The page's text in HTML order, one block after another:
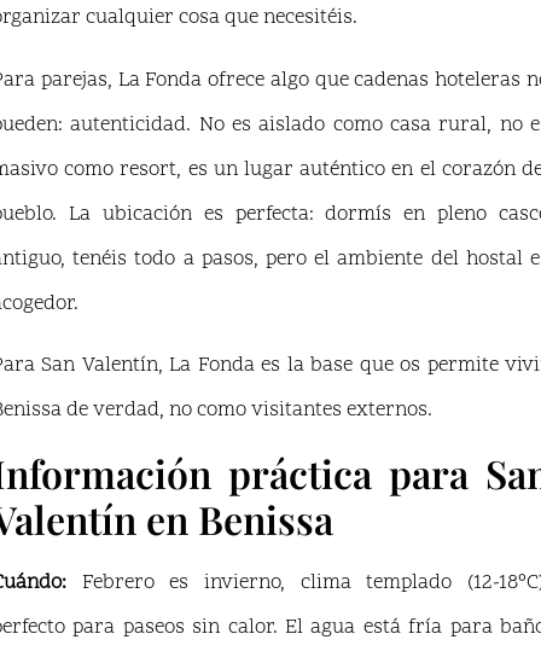
cualquier cosa que necesitéis.
parejas, La Fonda ofrece algo que cadenas hoteleras
autenticidad. No es aislado como casa rural, no
como resort, es un lugar auténtico en el corazón
La ubicación es perfecta: dormís en pleno
tenéis todo a pasos, pero el ambiente del hostal
San Valentín, La Fonda es la base que os permite
de verdad, no como visitantes externos.
práctica para
en Benissa
Febrero es invierno, clima templado (12-
para paseos sin calor. El agua está fría para